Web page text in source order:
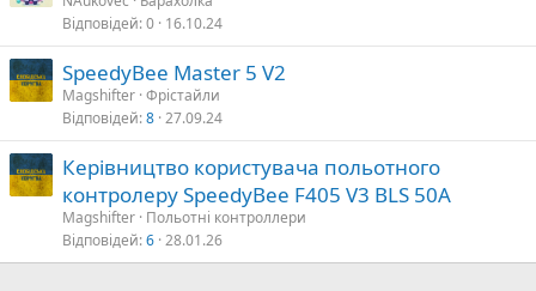
Відповідей 0 16.10.24
SpeedyBee Master 5 V2
Magshifter Фрістайли
Відповідей 8 27.09.24
Керівництво користувача польотного
контролеру SpeedyBee F405 V3 BLS 50A
Magshifter Польотні контроллери
Відповідей 6 28.01.26